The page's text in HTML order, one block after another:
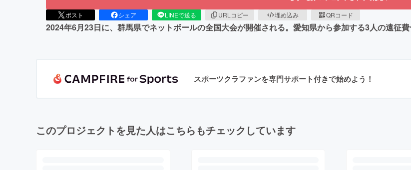
ポスト シェア LINEで送る URLコピー 埋め込み QRコード
2024年6月23日に、群馬県でネットボールの全国大会が開催される。愛知県から参加する3人の遠征費
スポーツクラファンを専門サポート付きで始めよう！
このプロジェクトを見た人はこちらもチェックしています